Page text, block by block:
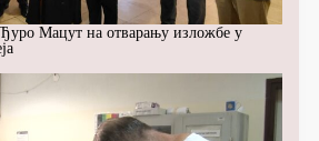
Мацут на отварању изложбе у